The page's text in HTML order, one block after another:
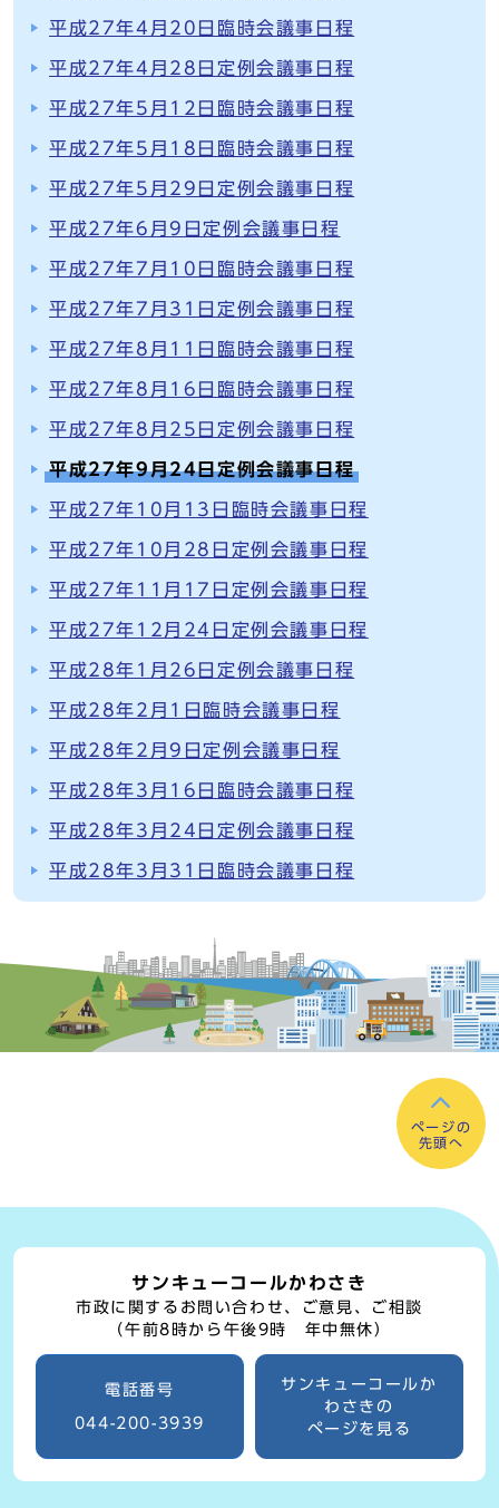
平成27年4月20日臨時会議事日程
平成27年4月28日定例会議事日程
平成27年5月12日臨時会議事日程
平成27年5月18日臨時会議事日程
平成27年5月29日定例会議事日程
平成27年6月9日定例会議事日程
平成27年7月10日臨時会議事日程
平成27年7月31日定例会議事日程
平成27年8月11日臨時会議事日程
平成27年8月16日臨時会議事日程
平成27年8月25日定例会議事日程
平成27年9月24日定例会議事日程
平成27年10月13日臨時会議事日程
平成27年10月28日定例会議事日程
平成27年11月17日定例会議事日程
平成27年12月24日定例会議事日程
平成28年1月26日定例会議事日程
平成28年2月1日臨時会議事日程
平成28年2月9日定例会議事日程
平成28年3月16日臨時会議事日程
平成28年3月24日定例会議事日程
平成28年3月31日臨時会議事日程
ページの
先頭へ
サンキューコールかわさき
市政に関するお問い合わせ、ご意見、ご相談
（午前8時から午後9時 年中無休）
電話番号
044-200-3939
サンキューコールか
わさきの
ページを見る